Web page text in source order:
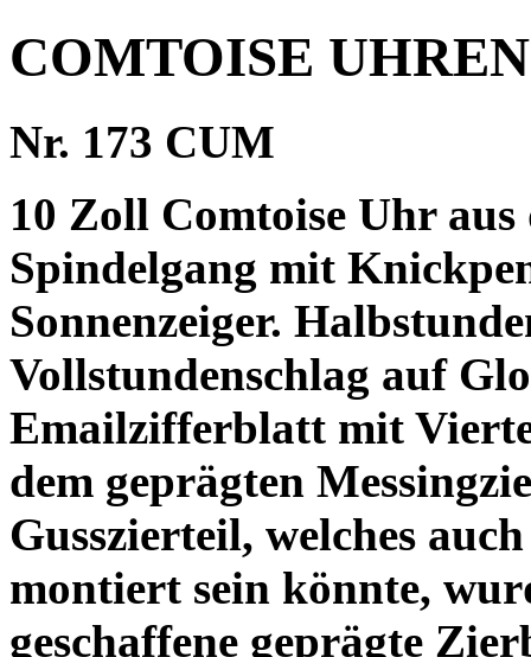
COMTOISE
Nr. 173 CUM
10 Zoll Comtoise Uhr
Spindelgang mit
Sonnenzeiger.
Vollstundenschlag auf
Emailzifferblatt mit
dem geprägten
Gusszierteil, welches
montiert sein könnte,
geschaffene geprägte